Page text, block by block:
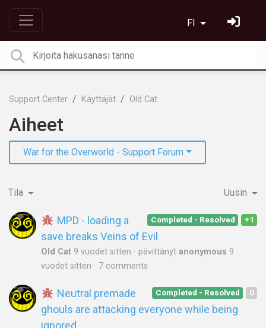
FI
Support Center Käyttäjät Old Cat
Aiheet
War for the Overworld - Support Forum
Tila Uusin
+1
Completed - Resolved
MPD - loading a
save breaks Veins of Evil
Old Cat 9 vuodet sitten pävittänyt anonymous 9
vuodet sitten
7 comments
0
Completed - Resolved
Neutral premade
ghouls are attacking everyone while being
ignored